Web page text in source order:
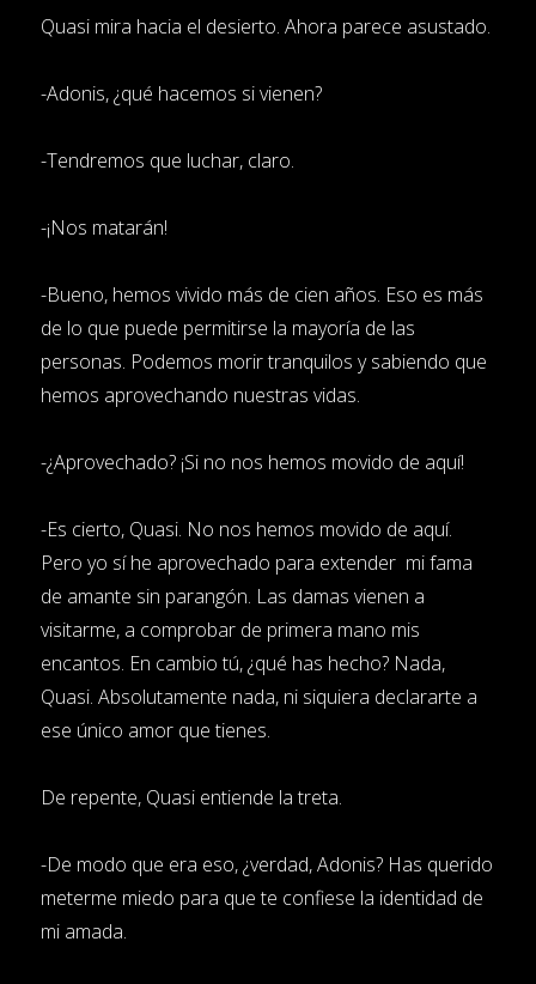
Quasi mira hacia el desierto. Ahora parece asustado.
-Adonis, ¿qué hacemos si vienen?
-Tendremos que luchar, claro.
-¡Nos matarán!
-Bueno, hemos vivido más de cien años. Eso es más
de lo que puede permitirse la mayoría de las
personas. Podemos morir tranquilos y sabiendo que
hemos aprovechando nuestras vidas.
-¿Aprovechado? ¡Si no nos hemos movido de aquí!
-Es cierto, Quasi. No nos hemos movido de aquí.
Pero yo sí he aprovechado para extender mi fama
de amante sin parangón. Las damas vienen a
visitarme, a comprobar de primera mano mis
encantos. En cambio tú, ¿qué has hecho? Nada,
Quasi. Absolutamente nada, ni siquiera declararte a
ese único amor que tienes.
De repente, Quasi entiende la treta.
-De modo que era eso, ¿verdad, Adonis? Has querido
meterme miedo para que te confiese la identidad de
mi amada.